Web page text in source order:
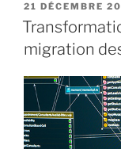
21 DÉCEMBRE
migration